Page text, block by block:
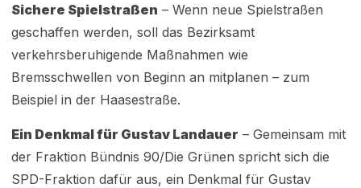
Sichere Spielstraßen – Wenn neue Spielstraßen
geschaffen werden, soll das Bezirksamt
verkehrsberuhigende Maßnahmen wie
Bremsschwellen von Beginn an mitplanen – zum
Beispiel in der Haasestraße.
Ein Denkmal für Gustav Landauer – Gemeinsam mit
der Fraktion Bündnis 90/Die Grünen spricht sich die
SPD-Fraktion dafür aus, ein Denkmal für Gustav